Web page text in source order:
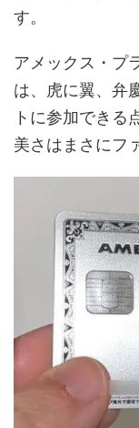
す。
アメックス・プ
は、虎に翼、弁
トに参加できる
美さはまさにフ